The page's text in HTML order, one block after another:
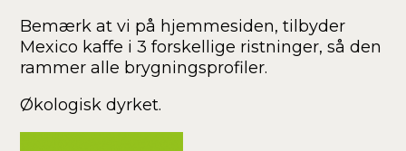
Bemærk at vi på hjemmesiden, tilbyder
Mexico kaffe i 3 forskellige ristninger, så den
rammer alle brygningsprofiler.
Økologisk dyrket.